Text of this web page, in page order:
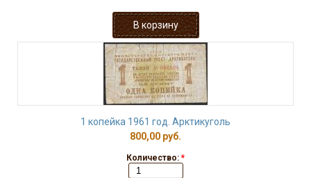
1 копейка 1961 год. Арктикуголь
800,00 руб.
Количество: *